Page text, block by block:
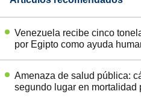
Venezuela recibe cinco
por Egipto como ayuda
Amenaza de salud pública:
segundo lugar en